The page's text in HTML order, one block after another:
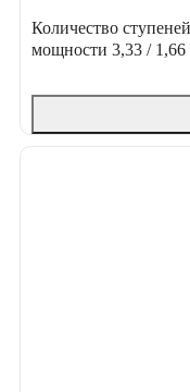
Количество ступеней
мощности 3,33 / 1,66